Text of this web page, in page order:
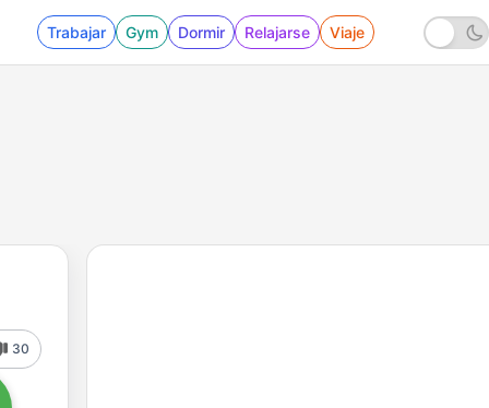
Trabajar Gym Dormir Relajarse Viaje
30